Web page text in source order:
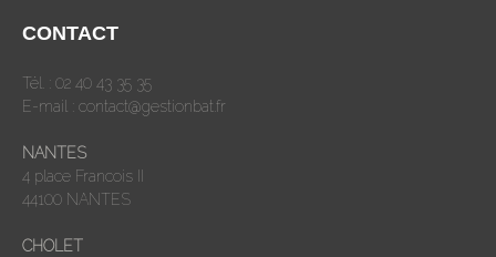
CONTACT
Tél. : 02 40 43 35 35
E-mail : contact@gestionbat.fr
NANTES
4 place Francois II
44100 NANTES
CHOLET